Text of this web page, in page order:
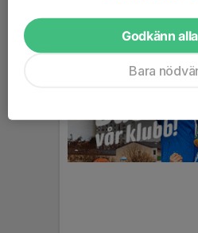
Godkänn
Bara